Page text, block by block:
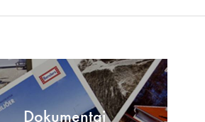
Dokumentai